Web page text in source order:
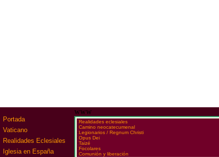
Portada
Vaticano
Realidades Eclesiales
Iglesia en España
www
·Realidades eclesiales
·Camino neocatecumenal
·Legionarios / Regnum Christi
·Opus Dei
·Taizé
·Focolares
·Comunión y liberación